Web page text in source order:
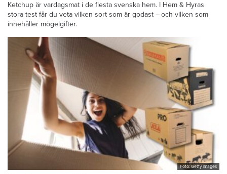
Ketchup är vardagsmat i de flesta svenska hem. I Hem & Hyras
stora test får du veta vilken sort som är godast – och vilken som
innehåller mögelgifter.
Foto: Getty Images